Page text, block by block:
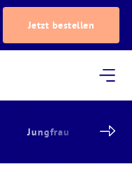
Jetzt bestellen
Jungfrau